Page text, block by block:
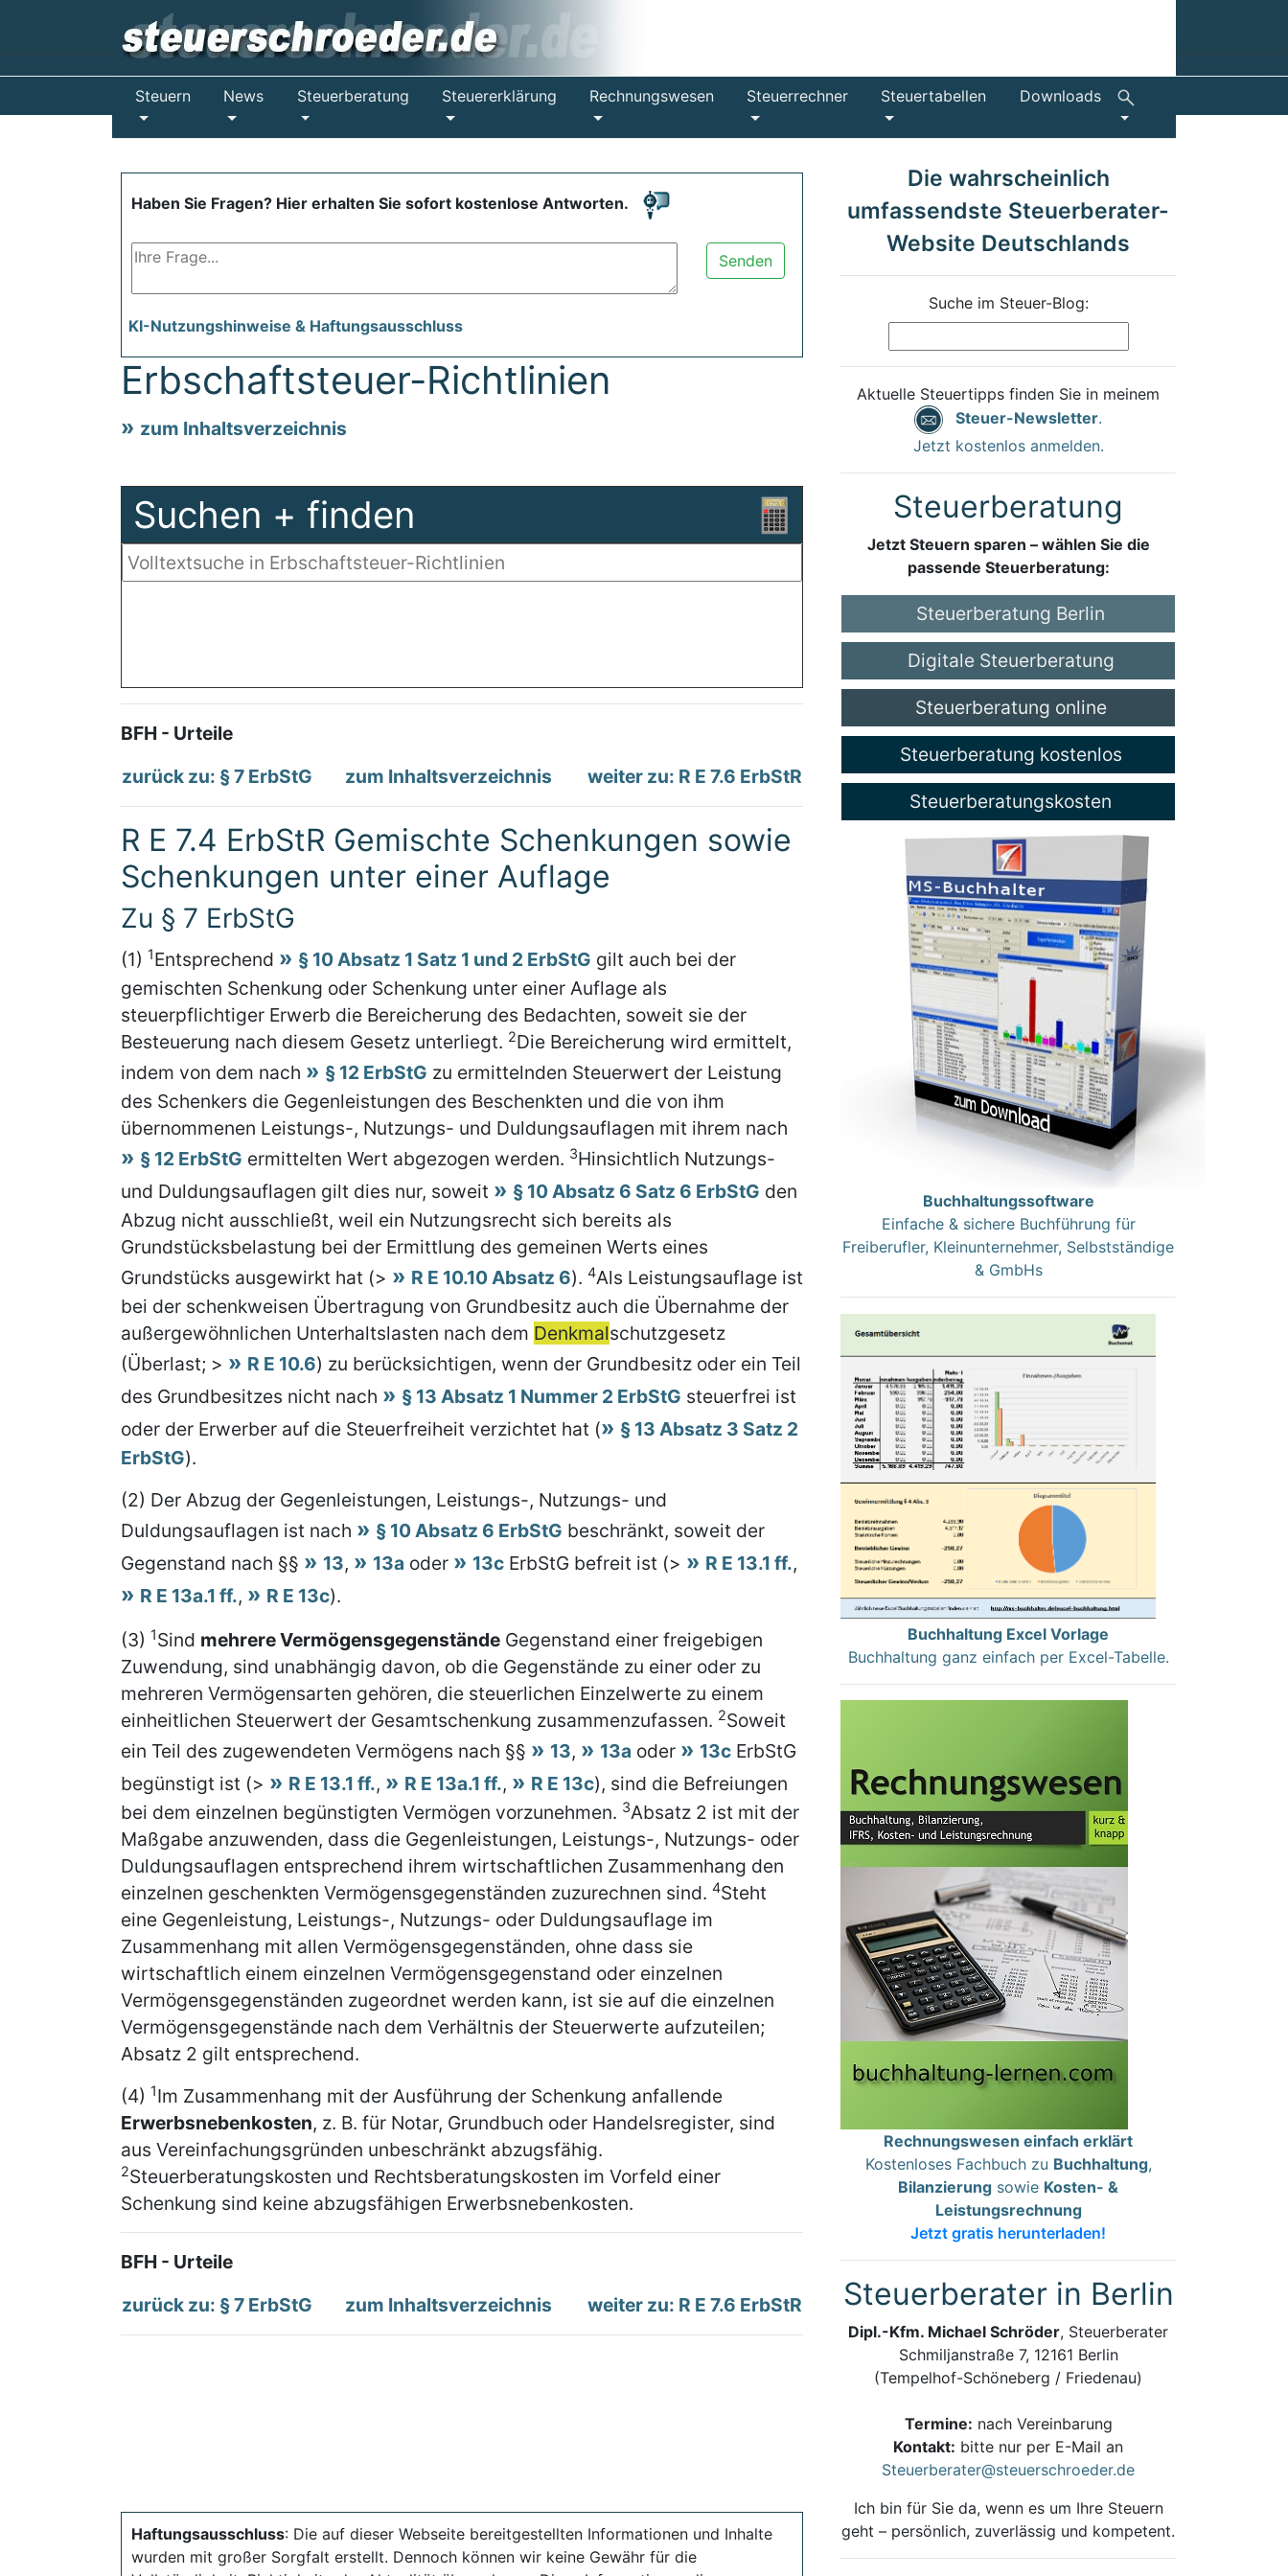
Steuern News Steuerberatung Steuererklärung Rechnungswesen Steuerrechner Steuertabellen Downloads
Haben Sie Fragen? Hier erhalten Sie sofort kostenlose Antworten.
Senden
KI-Nutzungshinweise & Haftungsausschluss
Erbschaftsteuer-Richtlinien
zum Inhaltsverzeichnis
Suchen + finden
BFH - Urteile
zurück zu: § 7 ErbStG
zum Inhaltsverzeichnis weiter zu: R E 7.6 ErbStR
R E 7.4 ErbStR Gemischte Schenkungen sowie
Schenkungen unter einer Auflage
Zu § 7 ErbStG
(1) 1Entsprechend § 10 Absatz 1 Satz 1 und 2 ErbStG gilt auch bei der
gemischten Schenkung oder Schenkung unter einer Auflage als
steuerpflichtiger Erwerb die Bereicherung des Bedachten, soweit sie der
Besteuerung nach diesem Gesetz unterliegt. 2Die Bereicherung wird ermittelt,
indem von dem nach
§ 12 ErbStG zu ermittelnden Steuerwert der Leistung
des Schenkers die Gegenleistungen des Beschenkten und die von ihm
übernommenen Leistungs-, Nutzungs- und Duldungsauflagen mit ihrem nach
§ 12 ErbStG ermittelten Wert abgezogen werden. 3Hinsichtlich Nutzungs-
und Duldungsauflagen gilt dies nur, soweit
§ 10 Absatz 6 Satz 6 ErbStG den
Abzug nicht ausschließt, weil ein Nutzungsrecht sich bereits als
Grundstücksbelastung bei der Ermittlung des gemeinen Werts eines
Grundstücks ausgewirkt hat (>
R E 10.10 Absatz 6). 4Als Leistungsauflage ist
bei der schenkweisen Übertragung von Grundbesitz auch die Übernahme der
außergewöhnlichen Unterhaltslasten nach dem Denkmalschutzgesetz
(Überlast; >
R E 10.6) zu berücksichtigen, wenn der Grundbesitz oder ein Teil
des Grundbesitzes nicht nach
§ 13 Absatz 1 Nummer 2 ErbStG steuerfrei ist
oder der Erwerber auf die Steuerfreiheit verzichtet hat (
§ 13 Absatz 3 Satz 2
ErbStG).
(2) Der Abzug der Gegenleistungen, Leistungs-, Nutzungs- und
Duldungsauflagen ist nach
§ 10 Absatz 6 ErbStG beschränkt, soweit der
Gegenstand nach §§
13, 13a oder 13c ErbStG befreit ist (> R E 13.1 ff.,
R E 13a.1 ff., R E 13c).
(3) 1Sind mehrere Vermögensgegenstände Gegenstand einer freigebigen
Zuwendung, sind unabhängig davon, ob die Gegenstände zu einer oder zu
mehreren Vermögensarten gehören, die steuerlichen Einzelwerte zu einem
einheitlichen Steuerwert der Gesamtschenkung zusammenzufassen. 2Soweit
ein Teil des zugewendeten Vermögens nach §§
13, 13a oder 13c ErbStG
begünstigt ist (>
R E 13.1 ff., R E 13a.1 ff., R E 13c), sind die Befreiungen
bei dem einzelnen begünstigten Vermögen vorzunehmen. 3Absatz 2 ist mit der
Maßgabe anzuwenden, dass die Gegenleistungen, Leistungs-, Nutzungs- oder
Duldungsauflagen entsprechend ihrem wirtschaftlichen Zusammenhang den
einzelnen geschenkten Vermögensgegenständen zuzurechnen sind. 4Steht
eine Gegenleistung, Leistungs-, Nutzungs- oder Duldungsauflage im
Zusammenhang mit allen Vermögensgegenständen, ohne dass sie
wirtschaftlich einem einzelnen Vermögensgegenstand oder einzelnen
Vermögensgegenständen zugeordnet werden kann, ist sie auf die einzelnen
Vermögensgegenstände nach dem Verhältnis der Steuerwerte aufzuteilen;
Absatz 2 gilt entsprechend.
(4) 1Im Zusammenhang mit der Ausführung der Schenkung anfallende
Erwerbsnebenkosten, z. B. für Notar, Grundbuch oder Handelsregister, sind
aus Vereinfachungsgründen unbeschränkt abzugsfähig.
2Steuerberatungskosten und Rechtsberatungskosten im Vorfeld einer
Schenkung sind keine abzugsfähigen Erwerbsnebenkosten.
BFH - Urteile
zurück zu: § 7 ErbStG
zum Inhaltsverzeichnis weiter zu: R E 7.6 ErbStR
Haftungsausschluss: Die auf dieser Webseite bereitgestellten Informationen und Inhalte
wurden mit großer Sorgfalt erstellt. Dennoch können wir keine Gewähr für die
Die wahrscheinlich
umfassendste Steuerberater-
Website Deutschlands
Suche im Steuer-Blog:
Aktuelle Steuertipps finden Sie in meinem
Steuer-Newsletter.
Jetzt kostenlos anmelden.
Steuerberatung
Jetzt Steuern sparen – wählen Sie die
passende Steuerberatung:
Steuerberatung Berlin
Digitale Steuerberatung
Steuerberatung online
Steuerberatung kostenlos
Steuerberatungskosten
Buchhaltungssoftware
Einfache & sichere Buchführung für
Freiberufler, Kleinunternehmer, Selbstständige
& GmbHs
Buchhaltung Excel Vorlage
Buchhaltung ganz einfach per Excel-Tabelle.
Rechnungswesen einfach erklärt
Kostenloses Fachbuch zu Buchhaltung,
Bilanzierung sowie Kosten- &
Leistungsrechnung
Jetzt gratis herunterladen!
Steuerberater in Berlin
Dipl.-Kfm. Michael Schröder, Steuerberater
Schmiljanstraße 7, 12161 Berlin
(Tempelhof-Schöneberg / Friedenau)
Termine: nach Vereinbarung
Kontakt: bitte nur per E-Mail an
Steuerberater@steuerschroeder.de
Ich bin für Sie da, wenn es um Ihre Steuern
geht – persönlich, zuverlässig und kompetent.